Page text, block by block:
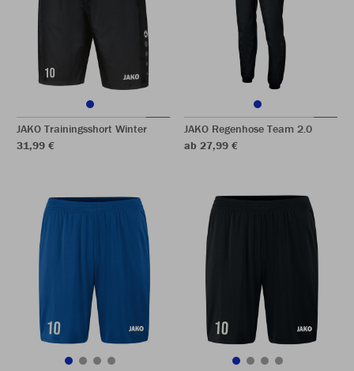
JAKO Trainingsshort Winter
31,99 €
JAKO Regenhose Team 2.0
ab 27,99 €